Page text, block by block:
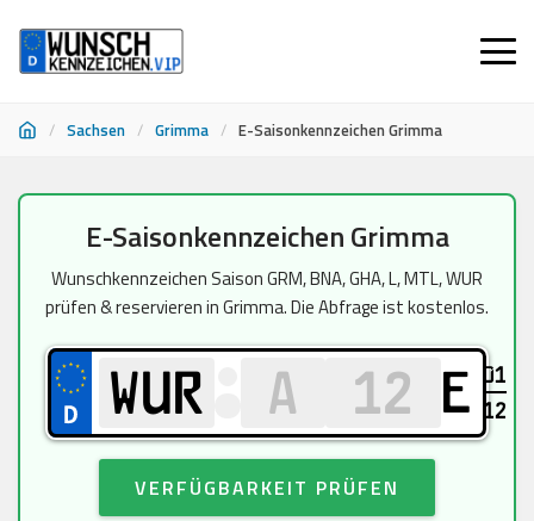
/ Sachsen / Grimma / E-Saisonkennzeichen Grimma
springen
E-Saisonkennzeichen Grimma
Wunschkennzeichen Saison GRM, BNA, GHA, L, MTL, WUR
prüfen & reservieren in Grimma. Die Abfrage ist kostenlos.
E
01
12
VERFÜGBARKEIT PRÜFEN